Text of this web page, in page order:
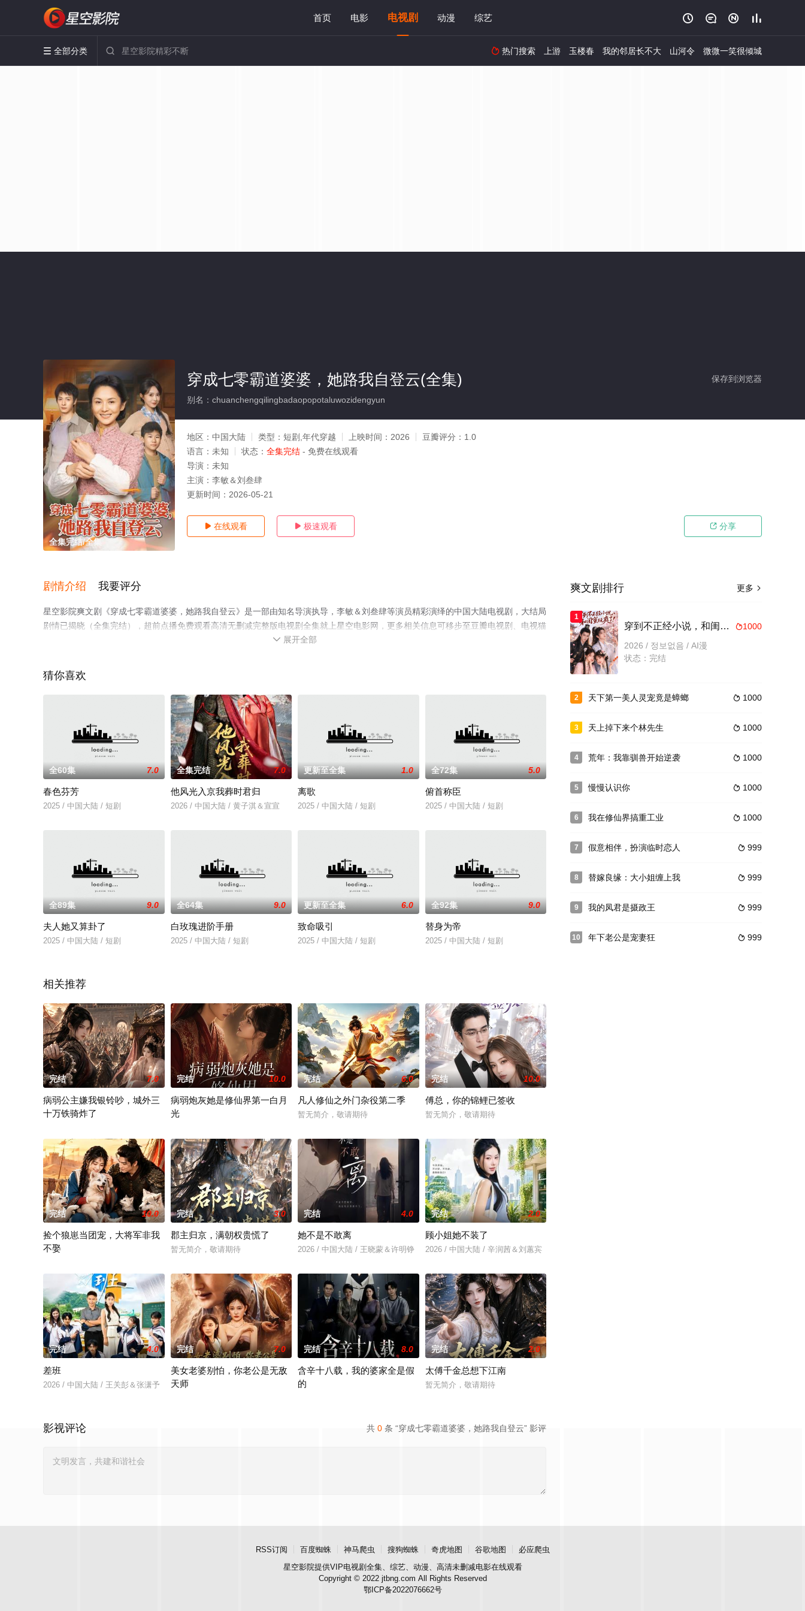
首页 电影 电视剧 动漫 综艺    
 全部分类   热门搜索 上游 玉楼春 我的邻居长不大 山河令 微微一笑很倾城
全集完结/全集
保存到浏览器
穿成七零霸道婆婆，她路我自登云(全集)
别名：chuanchengqilingbadaopopotaluwozidengyun
地区： 中国大陆 类型： 短剧,年代穿越 上映时间： 2026 豆瓣评分： 1.0
语言： 未知 状态： 全集完结 - 免费在线观看
导演： 未知
主演： 李敏＆刘叁肆
更新时间： 2026-05-21
 在线观看  极速观看  分享
剧情介绍 我要评分
星空影院爽文剧《穿成七零霸道婆婆，她路我自登云》是一部由知名导演执导，李敏＆刘叁肆等演员精彩演绎的中国大陆电视剧，大结局
剧情已揭晓（全集完结），超前点播免费观看高清无删减完整版电视剧全集就上星空电影网，更多相关信息可移步至豆瓣电视剧、电视猫
 展开全部
猜你喜欢
全60集 7.0
春色芬芳
2025 / 中国大陆 / 短剧
全集完结 7.0
他风光入京我葬时君归
2026 / 中国大陆 / 黄子淇＆宣宣
更新至全集 1.0
离歌
2025 / 中国大陆 / 短剧
全72集 5.0
俯首称臣
2025 / 中国大陆 / 短剧
全89集 9.0
夫人她又算卦了
2025 / 中国大陆 / 短剧
全64集 9.0
白玫瑰进阶手册
2025 / 中国大陆 / 短剧
更新至全集 6.0
致命吸引
2025 / 中国大陆 / 短剧
全92集 9.0
替身为帝
2025 / 中国大陆 / 短剧
相关推荐
完结 7.0
病弱公主嫌我银铃吵，城外三
十万铁骑炸了
完结 10.0
病弱炮灰她是修仙界第一白月
光
完结 6.0
凡人修仙之外门杂役第二季
暂无简介，敬请期待
完结 10.0
傅总，你的锦鲤已签收
暂无简介，敬请期待
完结 10.0
捡个狼崽当团宠，大将军非我
不娶
完结 3.0
郡主归京，满朝权贵慌了
暂无简介，敬请期待
完结 4.0
她不是不敢离
2026 / 中国大陆 / 王晓蒙＆许明铮
完结 2.0
顾小姐她不装了
2026 / 中国大陆 / 辛润茜＆刘蕙宾
完结 4.0
差班
2026 / 中国大陆 / 王关彭＆张潇予
完结 7.0
美女老婆别怕，你老公是无敌
天师
完结 8.0
含辛十八载，我的婆家全是假
的
完结 2.0
太傅千金总想下江南
暂无简介，敬请期待
共 0 条 “穿成七零霸道婆婆，她路我自登云” 影评
影视评论
更多 
爽文剧排行
1
1000
穿到不正经小说，和闺蜜玩爽了
2026 / 정보없음 / AI漫
状态：完结
2  1000
天下第一美人灵宠竟是蟑螂
3  1000
天上掉下来个林先生
4  1000
荒年：我靠驯兽开始逆袭
5  1000
慢慢认识你
6  1000
我在修仙界搞重工业
7  999
假意相伴，扮演临时恋人
8  999
替嫁良缘：大小姐缠上我
9  999
我的凤君是摄政王
10  999
年下老公是宠妻狂
RSS订阅 百度蜘蛛 神马爬虫 搜狗蜘蛛 奇虎地图 谷歌地图
必应爬虫
星空影院提供VIP电视剧全集、综艺、动漫、高清未删减电影在线观看
Copyright © 2022 jtbng.com All Rights Reserved
鄂ICP备2022076662号